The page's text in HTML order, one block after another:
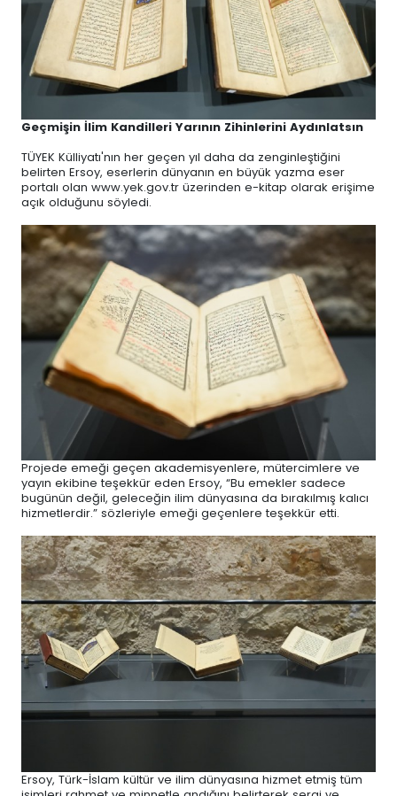
Geçmişin İlim Kandilleri Yarının Zihinlerini Aydınlatsın
TÜYEK Külliyatı'nın her geçen yıl daha da zenginleştiğini
belirten Ersoy, eserlerin dünyanın en büyük yazma eser
portalı olan www.yek.gov.tr üzerinden e-kitap olarak erişime
açık olduğunu söyledi.
Projede emeği geçen akademisyenlere, mütercimlere ve
yayın ekibine teşekkür eden Ersoy, “Bu emekler sadece
bugünün değil, geleceğin ilim dünyasına da bırakılmış kalıcı
hizmetlerdir.” sözleriyle emeği geçenlere teşekkür etti.
Ersoy, Türk-İslam kültür ve ilim dünyasına hizmet etmiş tüm